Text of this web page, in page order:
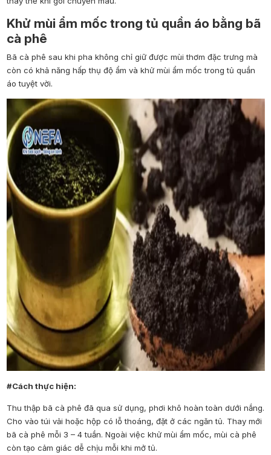
Khử mùi ẩm mốc trong tủ quần áo bằng bã
cà phê
Bã cà phê sau khi pha không chỉ giữ được mùi thơm đặc trưng mà
còn có khả năng hấp thụ độ ẩm và khử mùi ẩm mốc trong tủ quần
áo tuyệt vời.
#Cách thực hiện:
Thu thập bã cà phê đã qua sử dụng, phơi khô hoàn toàn dưới nắng.
Cho vào túi vải hoặc hộp có lỗ thoáng, đặt ở các ngăn tủ. Thay mới
bã cà phê mỗi 3 – 4 tuần. Ngoài việc khử mùi ẩm mốc, mùi cà phê
còn tạo cảm giác dễ chịu mỗi khi mở tủ.